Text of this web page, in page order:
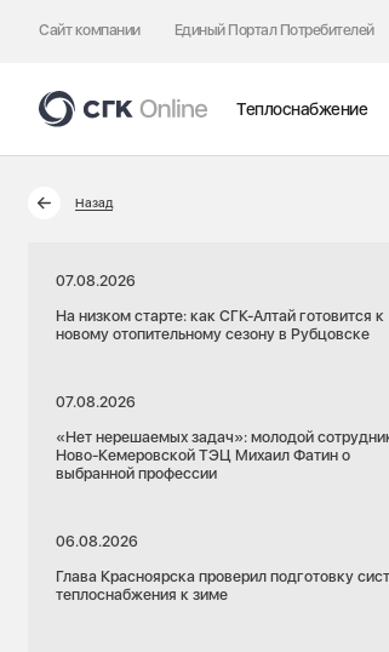
Сайт компании Единый Портал Потребителей
Теплоснабжение
Назад
07.08.2026
На низком старте: как СГК-Алтай готовится к
новому отопительному сезону в Рубцовске
07.08.2026
«Нет нерешаемых задач»: молодой
Ново-Кемеровской ТЭЦ Михаил Фатин о
выбранной профессии
06.08.2026
Глава Красноярска проверил подготовку
теплоснабжения к зиме